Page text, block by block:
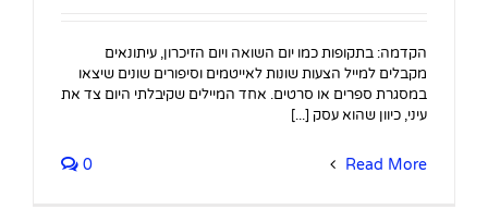
הקדמה: בתקופות כמו יום השואה ויום הזיכרון, עיתונאים
מקבלים למייל הצעות שונות לאייטמים וסיפורים שונים שיצאו
במסגרת ספרים או סרטים. אחד המיילים שקיבלתי היום צד את
עיני, כיוון שהוא עסק [...]
Read More
0